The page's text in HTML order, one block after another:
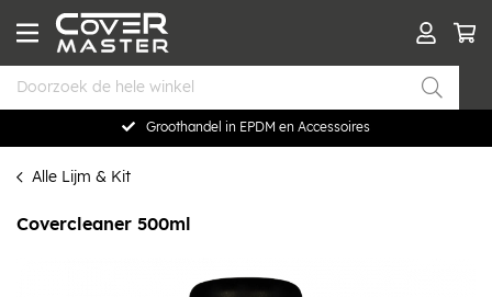
Groothandel in EPDM en Accessoires
Alle Lijm & Kit
Covercleaner 500ml